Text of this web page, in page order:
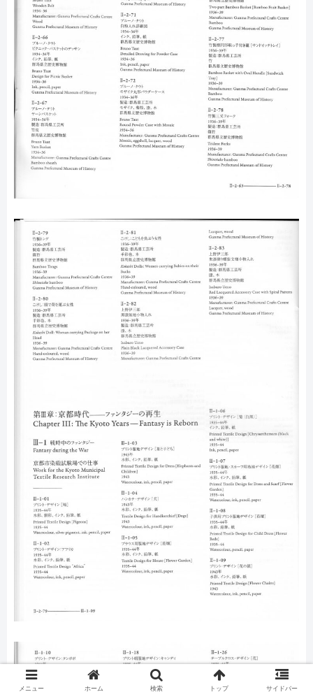
メニュー ホーム 検索 トップ サイドバー